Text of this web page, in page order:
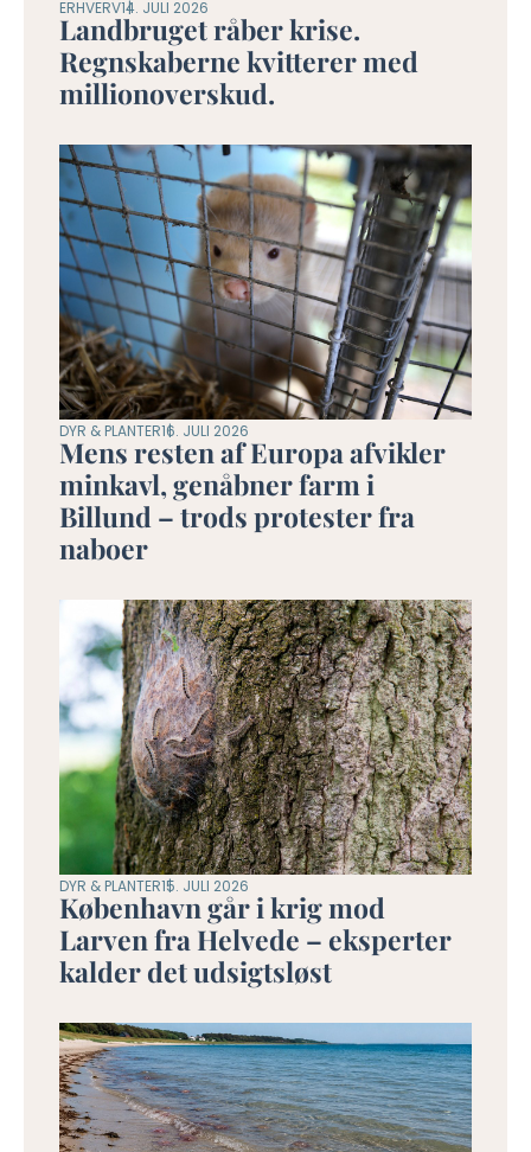
ERHVERV14. JULI 2026
Landbruget råber krise.
Regnskaberne kvitterer med
millionoverskud.
DYR & PLANTER16. JULI 2026
Mens resten af Europa afvikler
minkavl, genåbner farm i
Billund – trods protester fra
naboer
DYR & PLANTER15. JULI 2026
København går i krig mod
Larven fra Helvede – eksperter
kalder det udsigtsløst